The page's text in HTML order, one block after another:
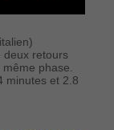
deux retours
phase.
minutes et 2.8